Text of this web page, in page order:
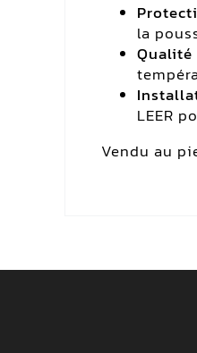
la
LEER
Vendu au